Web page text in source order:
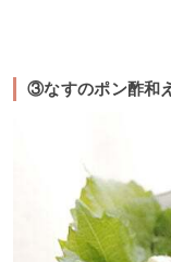
③なすのポン酢和え